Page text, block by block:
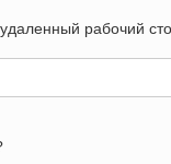
рабочий